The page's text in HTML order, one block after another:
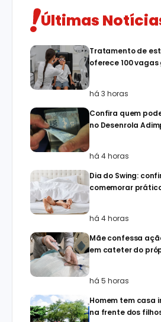
Últimas
Tratamento de
oferece 100
há 3 horas
Confira quem
no Desenrola
há 4 horas
Dia do Swing:
comemorar
há 4 horas
Mãe confessa
em cateter do
há 5 horas
Homem tem casa
na frente dos